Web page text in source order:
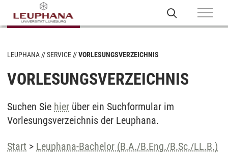
LEUPHANA SERVICE VORLESUNGSVERZEICHNIS
VORLESUNGSVERZEICHNIS
Suchen Sie hier über ein Suchformular im
Vorlesungsverzeichnis der Leuphana.
Start > Leuphana-Bachelor (B.A./B.Eng./B.Sc./LL.B.)